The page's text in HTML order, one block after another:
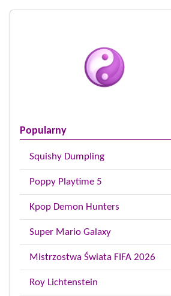
Popularny
Squishy Dumpling
Poppy Playtime 5
Kpop Demon Hunters
Super Mario Galaxy
Mistrzostwa Świata FIFA 2026
Roy Lichtenstein